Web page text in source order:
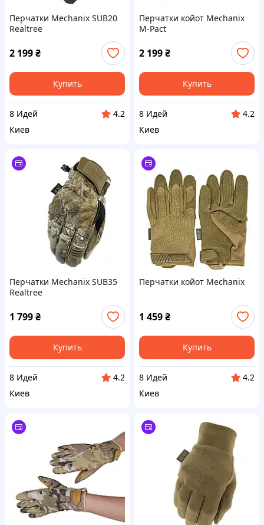
Перчатки Mechanix SUB20
Realtree
2 199₴
Купить
8 Идей
4.2
Киев
Перчатки койот Mechanix
M-Pact
2 199₴
Купить
8 Идей
4.2
Киев
Перчатки Mechanix SUB35
Realtree
1 799₴
Купить
8 Идей
4.2
Киев
Перчатки койот Mechanix
1 459₴
Купить
8 Идей
4.2
Киев